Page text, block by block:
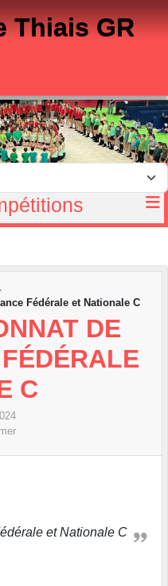
Thiais GR
Fédérale et Nationale C
DE
C
et Nationale C